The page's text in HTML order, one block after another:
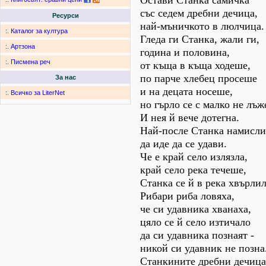
Ресурси
:. Каталог за култура
:. Артзона
:. Писмена реч
За нас
:. Всичко за LiterNet
със седем дребни дечица,
най-мъничкото в люлчица.
Гледа ги Станка, жали ги,
година и половина,
от къща в къща ходеше,
по парче хлебец просеше
и на децата носеше,
но гърло се с малко не
И нея й вече дотегна.
Най-после Станка намисли
да иде да се удави.
Че е край село излязла,
край село река течеше,
Станка се й в река
Рибари риба ловяха,
че си удавника хванаха,
цяло се й село изтичало
да си удавника познаят -
никой си удавник не
Станкините дребни дечица